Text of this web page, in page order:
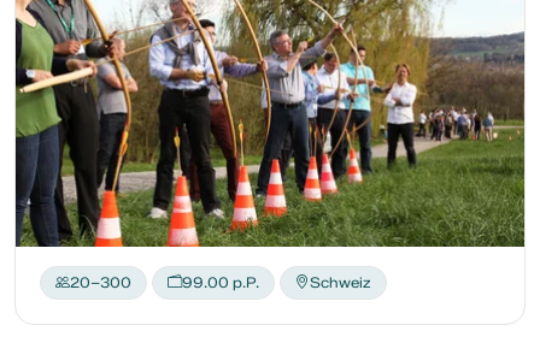
20–300 99.00 p.P. Schweiz